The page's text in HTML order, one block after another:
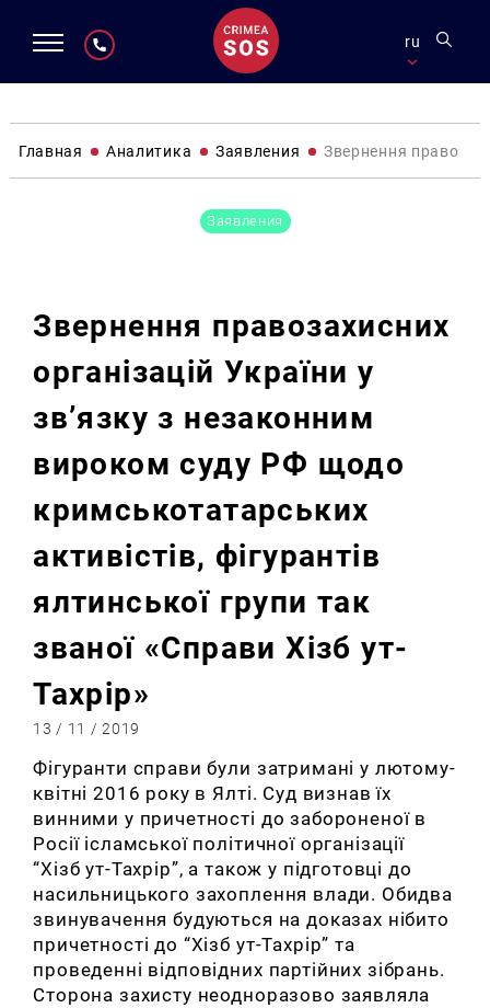
ru
Главная Аналитика Заявления Звернення
Заявления
Звернення правозахисних
організацій України у
зв’язку з незаконним
вироком суду РФ щодо
кримськотатарських
активістів, фігурантів
ялтинської групи так
званої «Справи Хізб ут-
Тахрір»
13 / 11 / 2019
Фігуранти справи були затримані у лютому-
квітні 2016 року в Ялті. Суд визнав їх
винними у причетності до забороненої в
Росії ісламської політичної організації
“Хізб ут-Тахрір”, а також у підготовці до
насильницького захоплення влади. Обидва
звинувачення будуються на доказах нібито
причетності до “Хізб ут-Тахрір” та
проведенні відповідних партійних зібрань.
Сторона захисту неодноразово заявляла